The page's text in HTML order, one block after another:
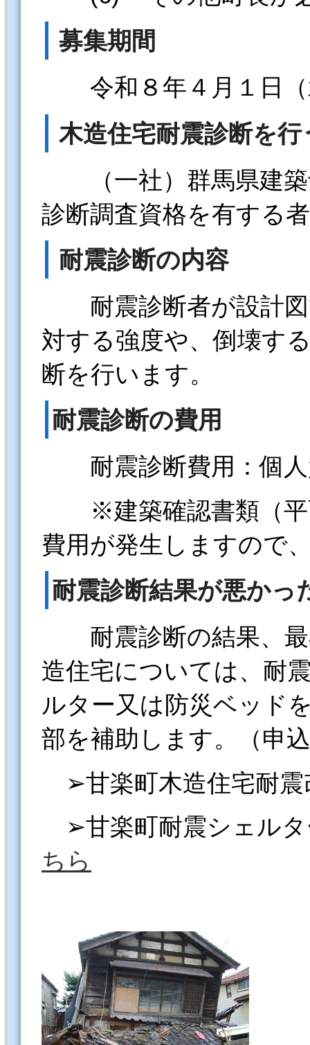
募集期間
令和８年４月１日（
木造住宅耐震診断を
（一社）群馬県建築
診断調査資格を有する者
耐震診断の内容
耐震診断者が設計図
対する強度や、倒壊す
断を行います。
耐震診断の費用
耐震診断費用：個人
※建築確認書類（平
費用が発生しますので
耐震診断結果が悪かっ
耐震診断の結果、最
造住宅については、耐
ルター又は防災ベッド
部を補助します。（申
➢甘楽町木造住宅耐震
➢甘楽町耐震シェルタ
ちら